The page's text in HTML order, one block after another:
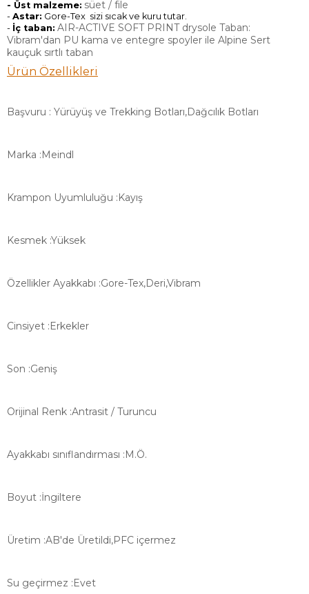
- Üst malzeme: süet / file
- Astar: Gore-Tex sizi sıcak ve kuru tutar.
- İç taban: AIR-ACTIVE SOFT PRINT drysole Taban:
Vibram'dan PU kama ve entegre spoyler ile Alpine Sert
kauçuk sırtlı taban
Ürün Özellikleri
Başvuru : Yürüyüş ve Trekking Botları,Dağcılık Botları
Marka :Meindl
Krampon Uyumluluğu :Kayış
Kesmek :Yüksek
Özellikler Ayakkabı :Gore-Tex,Deri,Vibram
Cinsiyet :Erkekler
Son :Geniş
Orijinal Renk :Antrasit / Turuncu
Ayakkabı sınıflandırması :M.Ö.
Boyut :İngiltere
Üretim :AB'de Üretildi,PFC içermez
Su geçirmez :Evet